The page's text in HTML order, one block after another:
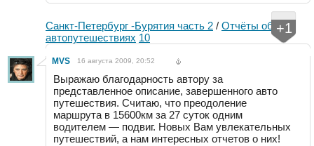
Санкт-Петербург -Бурятия часть 2 / Отчёты об
автопутешествиях 10
+1
MVS 16 августа 2009, 20:52
Выражаю благодарность автору за
представленное описание, завершенного авто
путешествия. Считаю, что преодоление
маршрута в 15600км за 27 суток одним
водителем — подвиг. Новых Вам увлекательных
путешествий, а нам интересных отчетов о них!